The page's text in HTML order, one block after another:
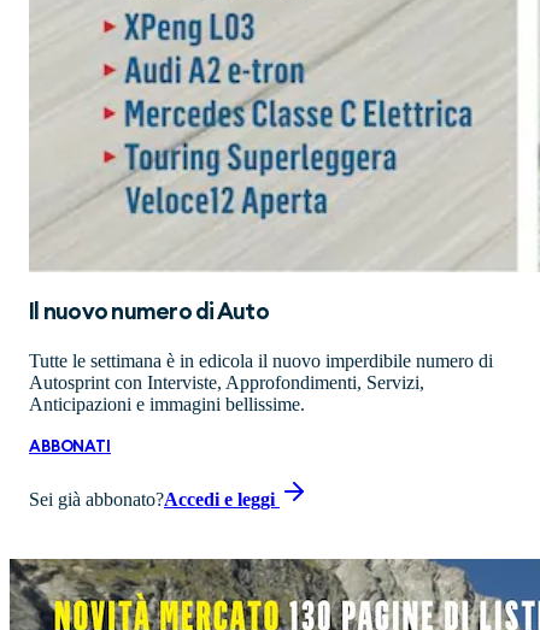
Il nuovo numero diAuto
Tutte le settimana è in edicola il nuovo imperdibile numero di
Autosprint con Interviste, Approfondimenti, Servizi,
Anticipazioni e immagini bellissime.
ABBONATI
Sei già abbonato?Accedi e leggi